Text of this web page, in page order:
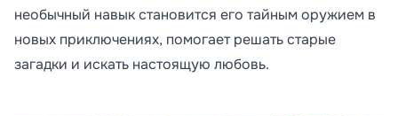
необычный навык становится его тайным оружием в
новых приключениях, помогает решать старые
загадки и искать настоящую любовь.